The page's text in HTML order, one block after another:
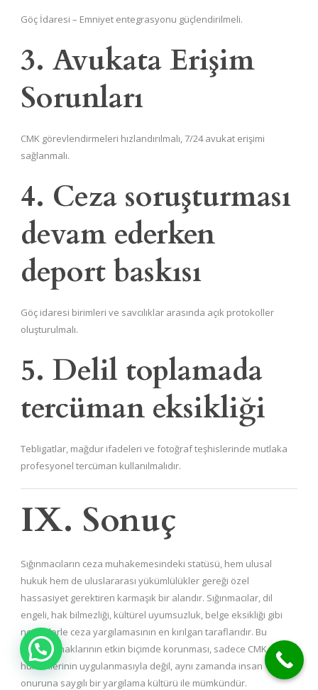
Göç İdaresi – Emniyet entegrasyonu güçlendirilmeli.
3. Avukata Erişim
Sorunları
CMK görevlendirmeleri hızlandırılmalı, 7/24 avukat erişimi
sağlanmalı.
4. Ceza soruşturması
devam ederken
deport baskısı
Göç idaresi birimleri ve savcılıklar arasında açık protokoller
oluşturulmalı.
5. Delil toplamada
tercüman eksikliği
Tebligatlar, mağdur ifadeleri ve fotoğraf teşhislerinde mutlaka
profesyonel tercüman kullanılmalıdır.
IX. Sonuç
Sığınmacıların ceza muhakemesindeki statüsü, hem ulusal
hukuk hem de uluslararası yükümlülükler gereği özel
hassasiyet gerektiren karmaşık bir alandır. Sığınmacılar, dil
engeli, hak bilmezliği, kültürel uyumsuzluk, belge eksikliği gibi
nedenlerle ceza yargılamasının en kırılgan taraflarıdır. Bu
nedenle haklarının etkin biçimde korunması, sadece CMK
hükümlerinin uygulanmasıyla değil, aynı zamanda insan
onuruna saygılı bir yargılama kültürü ile mümkündür.